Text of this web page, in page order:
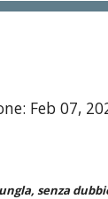
Feb 07,
senza